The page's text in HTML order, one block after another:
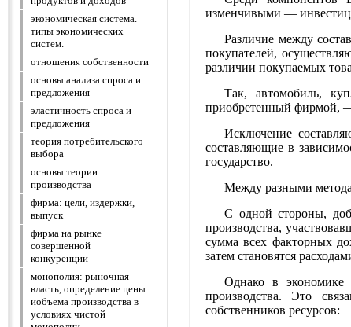
экономическая система.
типы экономических
систем.
отношения собственности
основы анализа спроса и
предложения
эластичность спроса и
предложения
теория потребительского
выбора
основы теории
производства
фирма: цели, издержки,
выпуск
фирма на рынке
совершенной
конкуренции
монополия: рыночная
власть, определение цены
иобъема производства в
условиях чистой
изменчивыми —
Различие между
покупателей,
различии покупаемых
Так, автомобиль,
приобретенный фирмой,
Исключение
составляющие в
государство.
Между разными
С одной стороны,
производства,
сумма всех факторных
затем становятся
Однако в
производства. Это
собственников ресурсов: